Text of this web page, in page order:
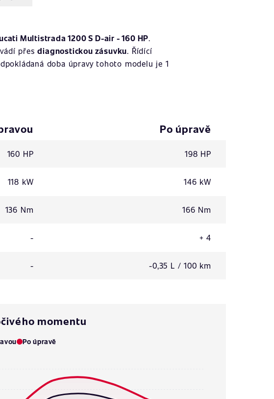
Multistrada 1200 S D-air - 160 HP.
přesdiagnostickou zásuvku. Řídící
doba úpravy tohoto modelu je 1
Po úpravě
160 HP 198 HP
118 kW 146 kW
136 Nm 166 Nm
- + 4
- -0,35 L / 100 km
momentu
Po úpravě